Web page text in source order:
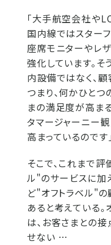
「大手航空会社や
国内線ではスター
座席モニターやレ
強化しています。
内設備ではなく、
つまり、何かひとつ
まの満足度が高ま
タマージャーニー
高まっているのです
そこで、これまで
ル"のサービスに加
ど"オフトラベル"
あると考えている
は、お客さまとの
せない …